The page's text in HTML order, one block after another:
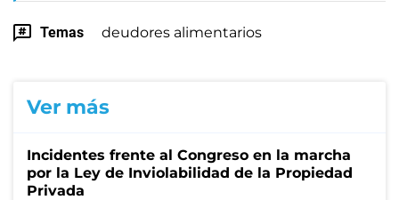
Temas deudores alimentarios
Ver más
Incidentes frente al Congreso en la marcha
por la Ley de Inviolabilidad de la Propiedad
Privada